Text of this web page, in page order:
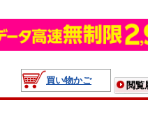
買い物かご
閲覧